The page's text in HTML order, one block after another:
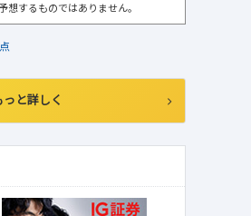
するものではありません。
と詳しく